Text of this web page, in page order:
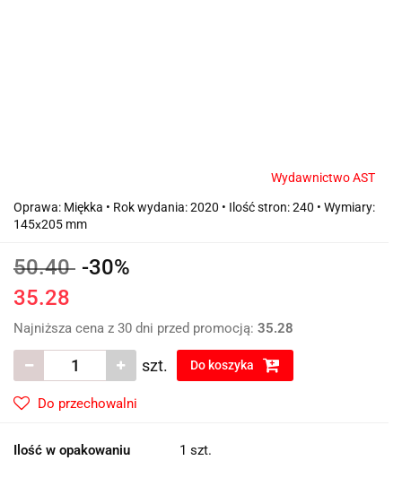
Wydawnictwo AST
Oprawa: Miękka • Rok wydania: 2020 • Ilość stron: 240 • Wymiary:
145х205 mm
50.40 -30%
35.28
Najniższa cena z 30 dni przed promocją: 35.28
szt. Do koszyka
Do przechowalni
Ilość w opakowaniu 1 szt.